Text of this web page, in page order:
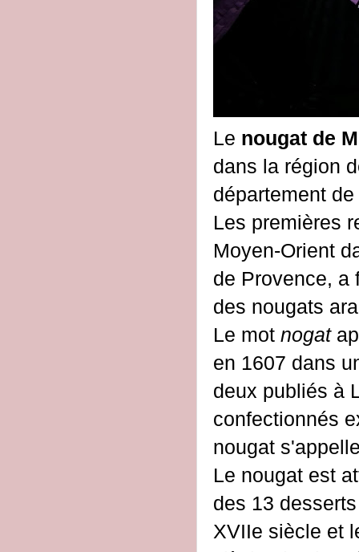
Le nougat de
dans la région
département
Les premières
Moyen-Orient
de Provence, a
des nougats
Le mot nogat
en 1607 dans
deux publiés à
confectionnés
nougat
Le nougat est
des 13
XVIIe siècle et